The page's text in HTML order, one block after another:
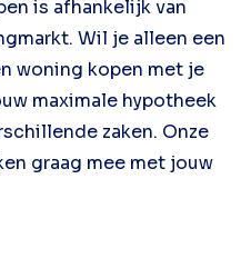
is afhankelijk van
Wil je alleen een
woning kopen met je
maximale hypotheek
zaken. Onze
graag mee met jouw